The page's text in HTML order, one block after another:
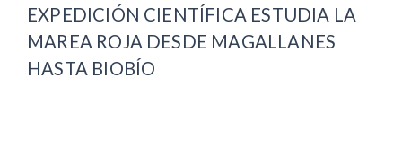
EXPEDICIÓN CIENTÍFICA ESTUDIA LA
MAREA ROJA DESDE MAGALLANES
HASTA BIOBÍO